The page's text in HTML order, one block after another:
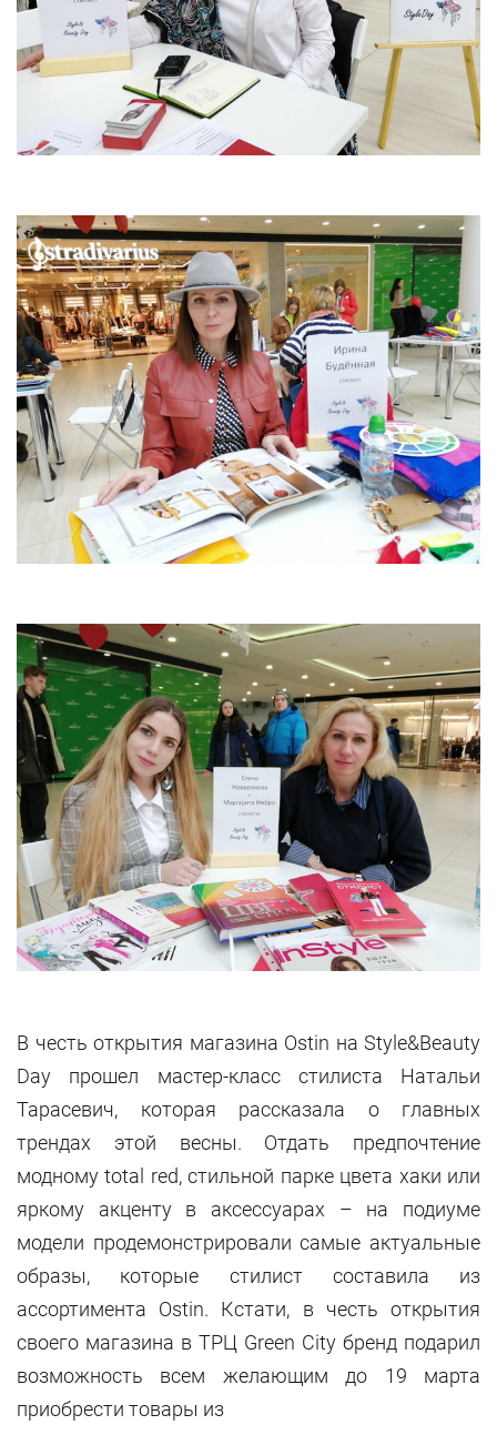
В честь открытия магазина Ostin на Style&Beauty
Day прошел мастер-класс стилиста Натальи
Тарасевич, которая рассказала о главных
трендах этой весны. Отдать предпочтение
модному total red, cтильной парке цвета хаки или
яркому акценту в аксессуарах – на подиуме
модели продемонстрировали самые актуальные
образы, которые стилист составила из
ассортимента Ostin. Кстати, в честь открытия
своего магазина в ТРЦ Green City бренд подарил
возможность всем желающим до 19 марта
приобрести товары из